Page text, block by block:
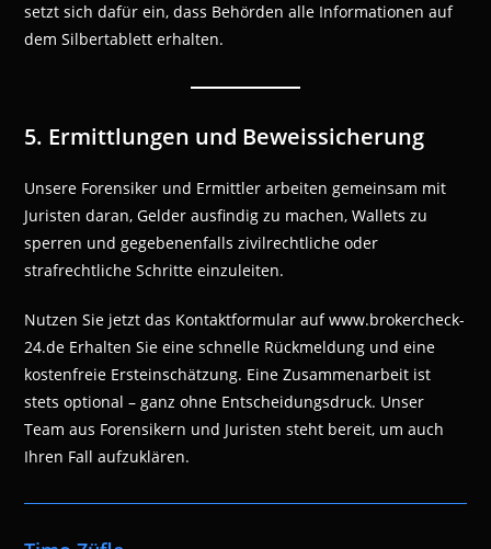
setzt sich dafür ein, dass Behörden alle Informationen auf
dem Silbertablett erhalten.
5. Ermittlungen und Beweissicherung
Unsere Forensiker und Ermittler arbeiten gemeinsam mit
Juristen daran, Gelder ausfindig zu machen, Wallets zu
sperren und gegebenenfalls zivilrechtliche oder
strafrechtliche Schritte einzuleiten.
Nutzen Sie jetzt das Kontaktformular auf www.brokercheck-
24.de Erhalten Sie eine schnelle Rückmeldung und eine
kostenfreie Ersteinschätzung. Eine Zusammenarbeit ist
stets optional – ganz ohne Entscheidungsdruck. Unser
Team aus Forensikern und Juristen steht bereit, um auch
Ihren Fall aufzuklären.